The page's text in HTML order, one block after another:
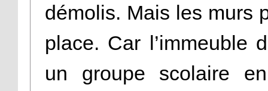
démolis. Mais les murs
place. Car l’immeuble
un groupe scolaire